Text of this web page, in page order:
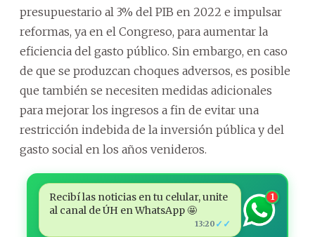
presupuestario al 3% del PIB en 2022 e impulsar
reformas, ya en el Congreso, para aumentar la
eficiencia del gasto público. Sin embargo, en caso
de que se produzcan choques adversos, es posible
que también se necesiten medidas adicionales
para mejorar los ingresos a fin de evitar una
restricción indebida de la inversión pública y del
gasto social en los años venideros.
Recibí las noticias en tu celular, unite
al canal de ÚH en WhatsApp 🤩
13:20 ✓✓
1